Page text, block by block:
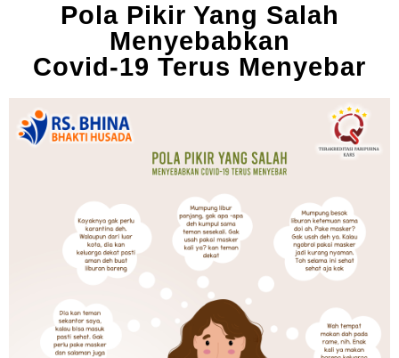
Pola Pikir Yang Salah
Menyebabkan
Covid-19 Terus Menyebar